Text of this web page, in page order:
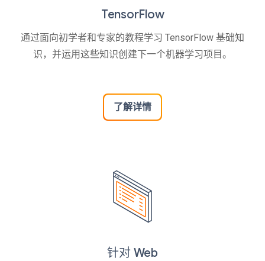
TensorFlow
通过面向初学者和专家的教程学习 TensorFlow 基础知
识，并运用这些知识创建下一个机器学习项目。
了解详情
针对 Web